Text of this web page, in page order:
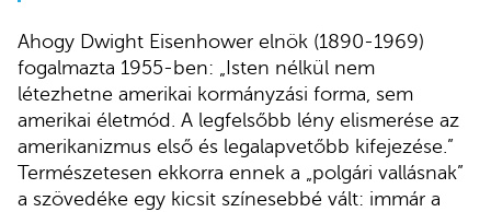
Ahogy Dwight Eisenhower elnök (1890-1969)
fogalmazta 1955-ben: „Isten nélkül nem
létezhetne amerikai kormányzási forma, sem
amerikai életmód. A legfelsőbb lény elismerése az
amerikanizmus első és legalapvetőbb kifejezése.”
Természetesen ekkorra ennek a „polgári vallásnak”
a szövedéke egy kicsit színesebbé vált: immár a